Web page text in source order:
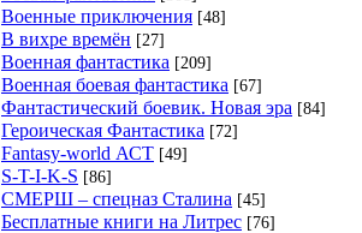
Военные приключения [48]
В вихре времён [27]
Военная фантастика [209]
Военная боевая фантастика [67]
Фантастический боевик. Новая эра [84]
Героическая Фантастика [72]
Fantasy-world АСТ [49]
S-T-I-K-S [86]
СМЕРШ – спецназ Сталина [45]
Бесплатные книги на Литрес [76]